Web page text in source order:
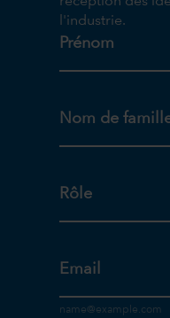
l'industrie.
Prénom
Nom de
Rôle
Email